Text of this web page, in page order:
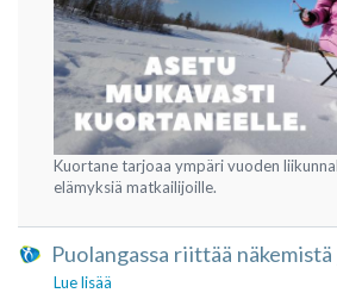
Kuortane tarjoaa ympäri vuoden
elämyksiä matkailijoille.
Puolangassa riittää
Lue lisää